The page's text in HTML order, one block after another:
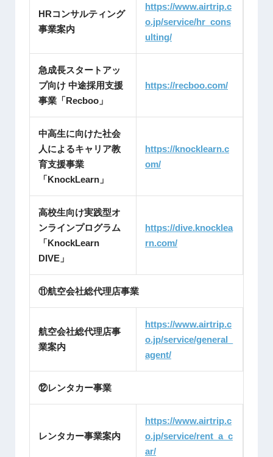
HRコンサルティング
事業案内
https://www.airtrip.c
o.jp/service/hr_cons
ulting/
急成長スタートアッ
プ向け 中途採用支援
事業「Recboo」
https://recboo.com/
中高生に向けた社会
人によるキャリア教
育支援事業
「KnockLearn」
https://knocklearn.c
om/
高校生向け実践型オ
ンラインプログラム
「KnockLearn
DIVE」
https://dive.knocklea
rn.com/
⑪航空会社総代理店事業
航空会社総代理店事
業案内
https://www.airtrip.c
o.jp/service/general_
agent/
⑫レンタカー事業
レンタカー事業案内
https://www.airtrip.c
o.jp/service/rent_a_c
ar/